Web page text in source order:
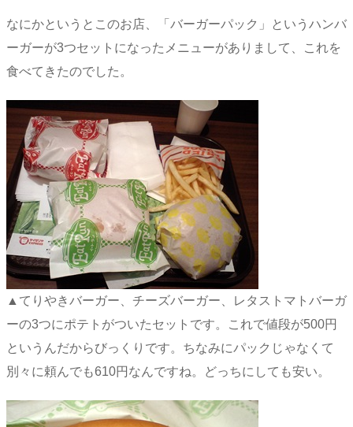
なにかというとこのお店、「バーガーパック」というハンバ
ーガーが3つセットになったメニューがありまして、これを
食べてきたのでした。
▲てりやきバーガー、チーズバーガー、レタストマトバーガ
ーの3つにポテトがついたセットです。これで値段が500円
というんだからびっくりです。ちなみにパックじゃなくて
別々に頼んでも610円なんですね。どっちにしても安い。